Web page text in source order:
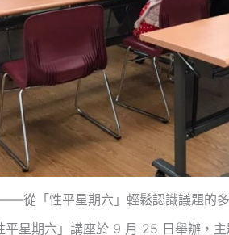
從「性平星期六」輕鬆認識議題的
平星期六」講座於 9 月 25 日舉辦，